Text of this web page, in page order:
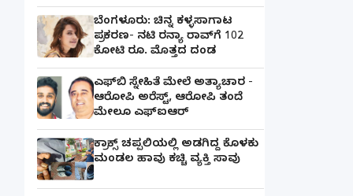
ಬೆಂಗಳೂರು: ಚಿನ್ನ ಕಳ್ಳಸಾಗಾಟ
ಪ್ರಕರಣ- ನಟಿ ರನ್ಯಾ ರಾವ್‌ಗೆ 102
ಕೋಟಿ ರೂ. ಮೊತ್ತದ ದಂಡ
ಎಫ್‌ಬಿ ಸ್ನೇಹಿತೆ ಮೇಲೆ ಅತ್ಯಾಚಾರ -
ಆರೋಪಿ ಅರೆಸ್ಟ್, ಆರೋಪಿ ತಂದೆ
ಮೇಲೂ ಎಫ್ಐಆರ್
ಕ್ರಾಕ್ಸ್ ಚಪ್ಪಲಿಯಲ್ಲಿ ಅಡಗಿದ್ದ ಕೊಳಕು
ಮಂಡಲ ಹಾವು ಕಚ್ಚಿ ವ್ಯಕ್ತಿ ಸಾವು